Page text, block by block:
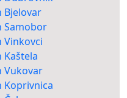
Bjelovar
Samobor
Vinkovci
Kaštela
Vukovar
Koprivnica